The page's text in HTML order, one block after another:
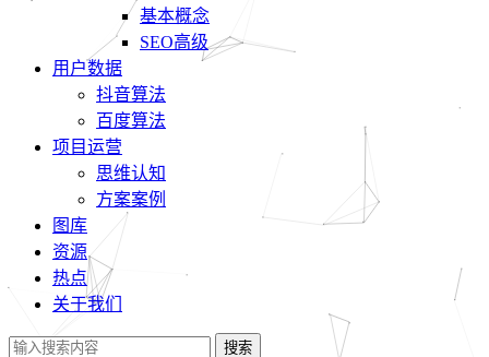
基本概念
SEO高级
用户数据
抖音算法
百度算法
项目运营
思维认知
方案案例
图库
资源
热点
关于我们
搜索